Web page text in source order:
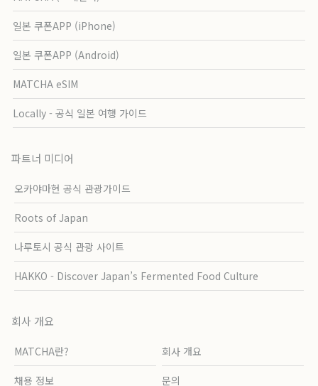
일본 쿠폰APP (iPhone)
일본 쿠폰APP (Android)
MATCHA eSIM
Locally - 공식 일본 여행 가이드
파트너 미디어
오카야마현 공식 관광가이드
Roots of Japan
나루토시 공식 관광 사이트
HAKKO - Discover Japan’s Fermented Food Culture
회사 개요
MATCHA란? 회사 개요
채용 정보 문의